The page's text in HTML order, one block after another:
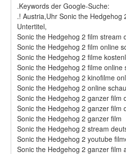
.Keywords der Google-Suche:
.! Austria,Uhr Sonic the Hedgehog
Untertitel,
Sonic the Hedgehog 2 film stream
Sonic the Hedgehog 2 film online
Sonic the Hedgehog 2 filme
Sonic the Hedgehog 2 filme online
Sonic the Hedgehog 2 kinofilme
Sonic the Hedgehog 2 online
Sonic the Hedgehog 2 ganzer film
Sonic the Hedgehog 2 ganzer film
Sonic the Hedgehog 2 ganzer film
Sonic the Hedgehog 2 stream
Sonic the Hedgehog 2 youtube
Sonic the Hedgehog 2 ganzer film